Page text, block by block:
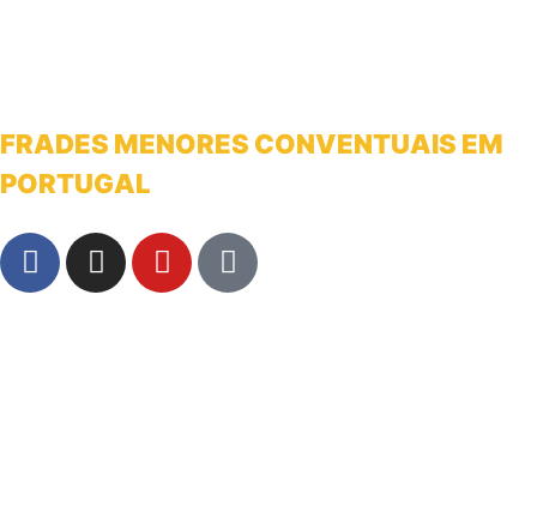
FRADES MENORES CONVENTUAIS EM
PORTUGAL